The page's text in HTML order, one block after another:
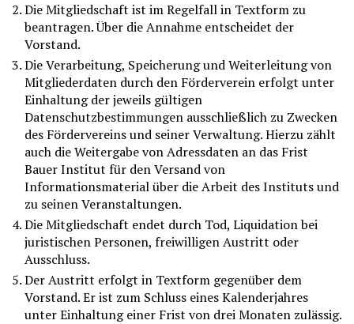
Die Mitgliedschaft ist im Regelfall in Textform zu
beantragen. Über die Annahme entscheidet der
Vorstand.
Die Verarbeitung, Speicherung und Weiterleitung von
Mitgliederdaten durch den Förderverein erfolgt unter
Einhaltung der jeweils gültigen
Datenschutzbestimmungen ausschließlich zu Zwecken
des Fördervereins und seiner Verwaltung. Hierzu zählt
auch die Weitergabe von Adressdaten an das Frist
Bauer Institut für den Versand von
Informationsmaterial über die Arbeit des Instituts und
zu seinen Veranstaltungen.
Die Mitgliedschaft endet durch Tod, Liquidation bei
juristischen Personen, freiwilligen Austritt oder
Ausschluss.
Der Austritt erfolgt in Textform gegenüber dem
Vorstand. Er ist zum Schluss eines Kalenderjahres
unter Einhaltung einer Frist von drei Monaten zulässig.